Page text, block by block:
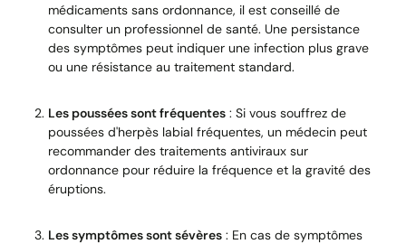
médicaments sans ordonnance, il est conseillé de
consulter un professionnel de santé. Une persistance
des symptômes peut indiquer une infection plus grave
ou une résistance au traitement standard.
Les poussées sont fréquentes : Si vous souffrez de
poussées d'herpès labial fréquentes, un médecin peut
recommander des traitements antiviraux sur
ordonnance pour réduire la fréquence et la gravité des
éruptions.
Les symptômes sont sévères : En cas de symptômes